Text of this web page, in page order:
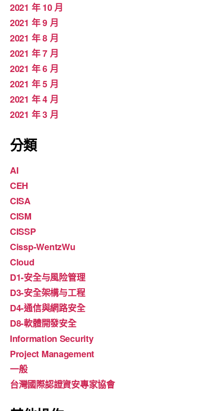
2021 年 10 月
2021 年 9 月
2021 年 8 月
2021 年 7 月
2021 年 6 月
2021 年 5 月
2021 年 4 月
2021 年 3 月
分類
AI
CEH
CISA
CISM
CISSP
Cissp-WentzWu
Cloud
D1-安全与風险管理
D3-安全架構与工程
D4-通信與網路安全
D8-軟體開發安全
Information Security
Project Management
一般
台灣國際認證資安專家協會